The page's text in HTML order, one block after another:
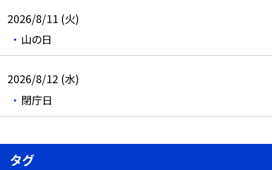
2026/8/11 (火)
山の日
2026/8/12 (水)
閉庁日
タグ